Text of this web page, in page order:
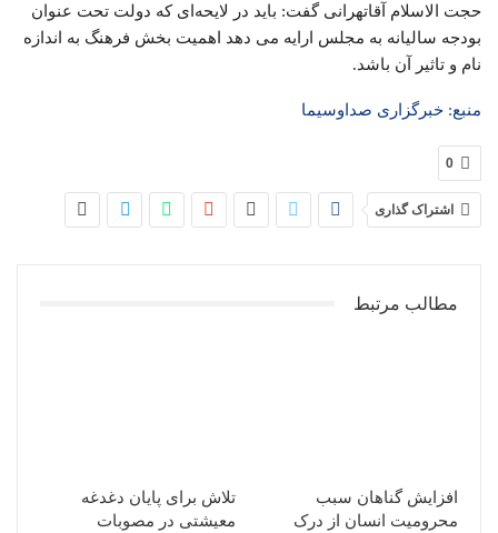
حجت الاسلام آقاتهرانی گفت: باید در لایحه‌ای که دولت تحت عنوان
بودجه سالیانه به مجلس ارایه می‌ دهد اهمیت بخش فرهنگ به اندازه
نام و تاثیر آن باشد.
منبع:‌ خبرگزاری صداوسیما
0
اشتراک گذاری
مطالب مرتبط
افزایش گناهان سبب
محرومیت انسان از درک
تلاش برای پایان دغدغه
معیشتی در مصوبات